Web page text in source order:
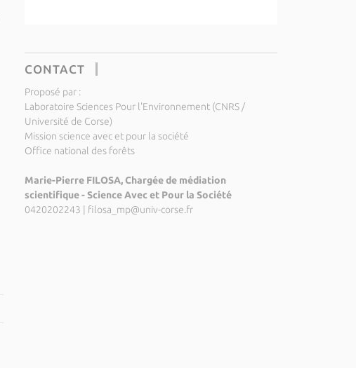
CONTACT
Proposé par :
Laboratoire Sciences Pour l'Environnement (CNRS /
Université de Corse)
Mission science avec et pour la société
Office national des forêts
Marie-Pierre FILOSA, Chargée de médiation
scientifique - Science Avec et Pour la Société
0420202243
filosa_mp@univ-corse.fr